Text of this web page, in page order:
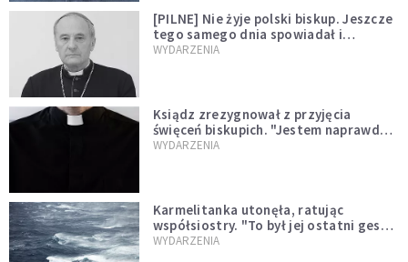
[PILNE] Nie żyje polski biskup. Jeszcze
tego samego dnia spowiadał i
sprawował Mszę świętą
WYDARZENIA
Ksiądz zrezygnował z przyjęcia
święceń biskupich. "Jestem naprawdę
niegodny"
WYDARZENIA
Karmelitanka utonęła, ratując
współsiostry. "To był jej ostatni gest
miłości"
WYDARZENIA